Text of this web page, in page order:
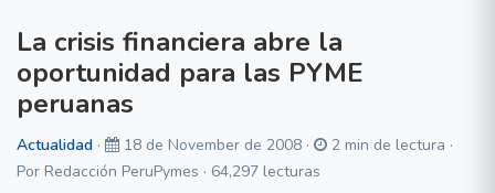
La crisis financiera abre la
oportunidad para las PYME
peruanas
Actualidad · 18 de November de 2008 ·
2 min de lectura ·
Por Redacción PeruPymes · 64,297 lecturas